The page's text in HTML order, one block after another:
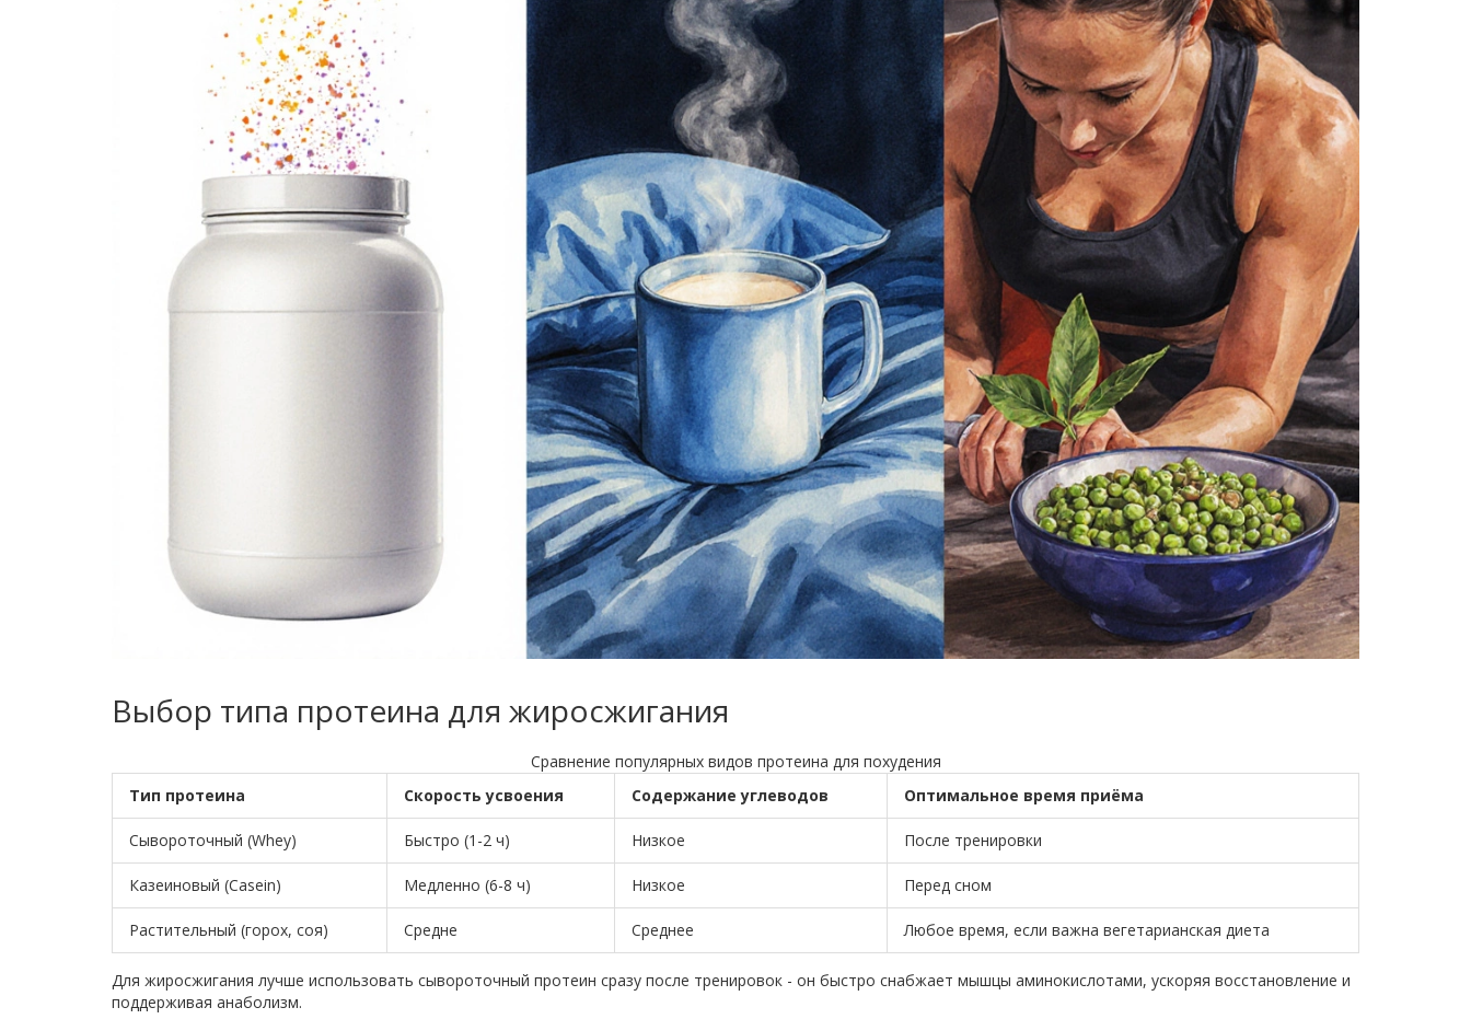
Выбор типа протеина для жиросжигания
Сравнение популярных видов протеина для похудения
Тип протеина
Скорость усвоения Содержание углеводов Оптимальное время приёма
Сывороточный (Whey) Быстро (1-2 ч) Низкое После тренировки
Казеиновый (Casein) Медленно (6-8 ч) Низкое Перед сном
Растительный (горох, соя) Средне Среднее Любое время, если важна вегетарианская диета
Для жиросжигания лучше использовать сывороточный протеин сразу после тренировок - он быстро снабжает мышцы аминокислотами, ускоряя восстановление и
поддерживая анаболизм.